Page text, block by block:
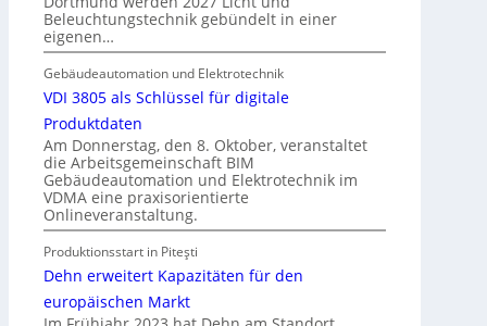
r
E
l
e
t
r
o
m
o
b
i
l
Beleuchtungstechnik gebündelt in einer
eigenen…
Gebäudeautomation und Elektrotechnik
VDI 3805 als Schlüssel für digitale
Produktdaten
Am Donnerstag, den 8. Oktober, veranstaltet
die Arbeitsgemeinschaft BIM
Gebäudeautomation und Elektrotechnik im
VDMA eine praxisorientierte
Onlineveranstaltung.
Produktionsstart in Piteşti
Dehn erweitert Kapazitäten für den
europäischen Markt